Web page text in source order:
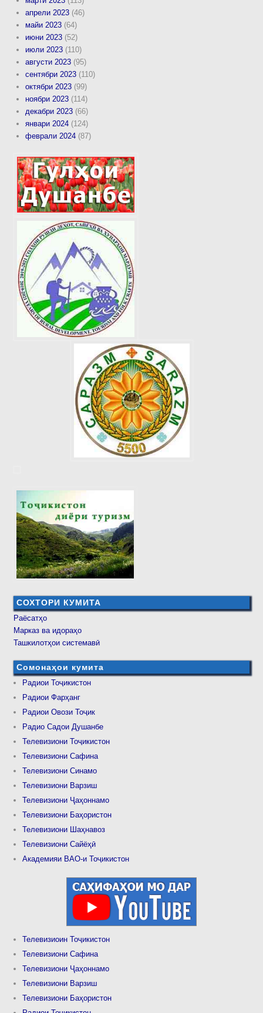
апрели 2023 (46)
майи 2023 (64)
июни 2023 (52)
июли 2023 (110)
августи 2023 (95)
сентябри 2023 (110)
октябри 2023 (99)
ноябри 2023 (114)
декабри 2023 (66)
январи 2024 (124)
феврали 2024 (87)
СОХТОРИ КУМИТА
Раёсатҳо
Марказ ва идораҳо
Ташкилотҳои системавӣ
Сомонаҳои кумита
Радиои Тоҷикистон
Радиои Фарҳанг
Радиои Овози Тоҷик
Радио Садои Душанбе
Телевизиони Тоҷикистон
Телевизиони Сафина
Телевизиони Синамо
Телевизиони Варзиш
Телевизиони Ҷаҳоннамо
Телевизиони Баҳористон
Телевизиони Шаҳнавоз
Телевизиони Сайёҳӣ
Академияи ВАО-и Тоҷикистон
Телевизиоин Тоҷикистон
Телевизиони Сафина
Телевизиони Ҷаҳоннамо
Телевизиони Варзиш
Телевизиони Баҳористон